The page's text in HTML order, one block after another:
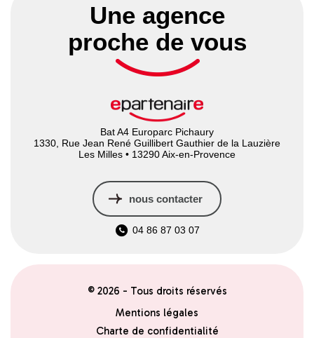
Une agence
proche de vous
Bat A4 Europarc Pichaury
1330, Rue Jean René Guillibert Gauthier de la Lauzière
Les Milles • 13290 Aix-en-Provence
nous contacter
04 86 87 03 07
© 2026 - Tous droits réservés
Mentions légales
Charte de confidentialité